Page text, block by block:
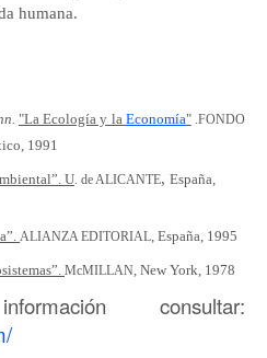
humana.
"La Ecología y la Economía".FONDO
1991
U. de ALICANTE, España,
ALIANZA EDITORIAL, España, 1995
McMILLAN, New York, 1978
consultar: